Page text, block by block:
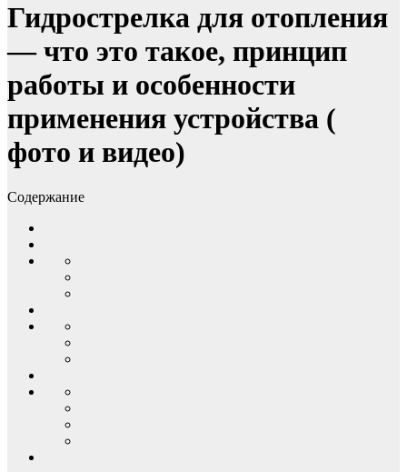
Гидрострелка для отопления
— что это такое, принцип
работы и особенности
применения устройства (
фото и видео)
Содержание